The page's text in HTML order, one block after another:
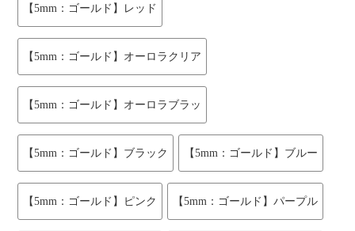
【5mm：ゴールド】レッド
【5mm：ゴールド】オーロラクリア
【5mm：ゴールド】オーロラブラッ
【5mm：ゴールド】ブラック 【5mm：ゴールド】ブルー
【5mm：ゴールド】ピンク 【5mm：ゴールド】パープル